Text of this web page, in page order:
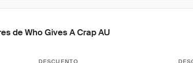
de Who Gives A Crap AU
DESCUENTO